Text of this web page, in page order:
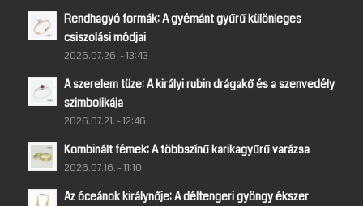
Rendhagyó formák: A gyémánt gyűrű különleges
csiszolási módjai
2026.07.26. - 13:43
A szerelem tüze: A királyi rubin drágakő és a szenvedély
szimbolikája
2026.07.21. - 12:46
Kombinált fémek: A többszínű karikagyűrű varázsa
2026.07.16. - 11:10
Az óceánok királynője: A déltengeri gyöngy ékszer